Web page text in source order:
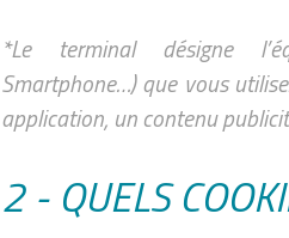
*Le terminal désigne
Smartphone…) que vous
application, un contenu
2 - QUELS